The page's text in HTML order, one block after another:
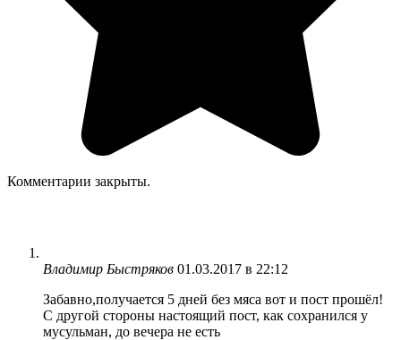
Комментарии закрыты.
Владимир Быстряков 01.03.2017 в 22:12
Забавно,получается 5 дней без мяса вот и пост прошёл!
С другой стороны настоящий пост, как сохранился у
мусульман, до вечера не есть